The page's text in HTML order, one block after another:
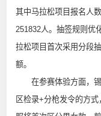
其中马拉松项目报名人
251832人。抽签规则优
拉松项目首次采用分段
额。
在参赛体验方面，锡
区检录+分枪发令的方